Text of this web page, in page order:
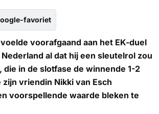
favoriet
voelde voorafgaand aan het EK-duel
al dat hij een sleutelrol zou
die in de slotfase de winnende 1-2
vriendin Nikki van Esch
voorspellende waarde bleken te